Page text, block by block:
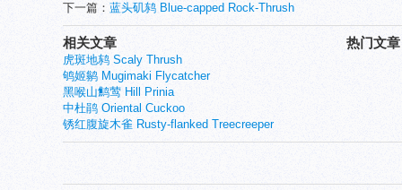
下一篇： 蓝头矶鸫 Blue-capped Rock-Thrush
热门文章
相关文章
虎斑地鸫 Scaly Thrush
鸲姬鹟 Mugimaki Flycatcher
黑喉山鹪莺 Hill Prinia
中杜鹃 Oriental Cuckoo
锈红腹旋木雀 Rusty-flanked Treecreeper